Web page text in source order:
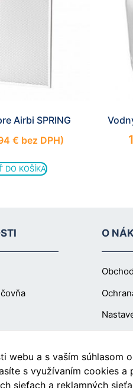
Airbi SPRING
€ bez DPH)
DO KOŠÍKA
O
webu a s vaším súhlasom
s využívaním cookies a
sieťach a reklamných
spokojnosť
as possible
refuse these
functionality will
the website.
stránka
najlepšie.
niektoré
funkcie z
webovej